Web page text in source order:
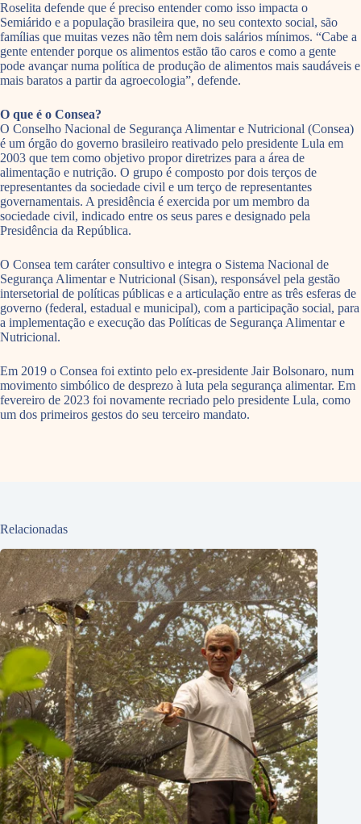
Roselita defende que é preciso entender como isso impacta o
Semiárido e a população brasileira que, no seu contexto social, são
famílias que muitas vezes não têm nem dois salários mínimos. “Cabe a
gente entender porque os alimentos estão tão caros e como a gente
pode avançar numa política de produção de alimentos mais saudáveis e
mais baratos a partir da agroecologia”, defende.
O que é o Consea?
O Conselho Nacional de Segurança Alimentar e Nutricional (Consea)
é um órgão do governo brasileiro reativado pelo presidente Lula em
2003 que tem como objetivo propor diretrizes para a área de
alimentação e nutrição. O grupo é composto por dois terços de
representantes da sociedade civil e um terço de representantes
governamentais. A presidência é exercida por um membro da
sociedade civil, indicado entre os seus pares e designado pela
Presidência da República.
O Consea tem caráter consultivo e integra o Sistema Nacional de
Segurança Alimentar e Nutricional (Sisan), responsável pela gestão
intersetorial de políticas públicas e a articulação entre as três esferas de
governo (federal, estadual e municipal), com a participação social, para
a implementação e execução das Políticas de Segurança Alimentar e
Nutricional.
Em 2019 o Consea foi extinto pelo ex-presidente Jair Bolsonaro, num
movimento simbólico de desprezo à luta pela segurança alimentar. Em
fevereiro de 2023 foi novamente recriado pelo presidente Lula, como
um dos primeiros gestos do seu terceiro mandato.
Relacionadas